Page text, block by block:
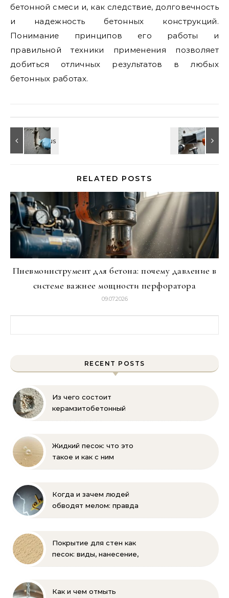
бетонной смеси и, как следствие, долговечность
и надежность бетонных конструкций.
Понимание принципов его работы и
правильной техники применения позволяет
добиться отличных результатов в любых
бетонных работах.
RELATED POSTS
Пневмоинструмент для бетона: почему давление в
системе важнее мощности перфоратора
09.07.2026
RECENT POSTS
Из чего состоит
керамзитобетонный
Жидкий песок: что это
такое и как с ним
Когда и зачем людей
обводят мелом: правда
Покрытие для стен как
песок: виды, нанесение,
Как и чем отмыть